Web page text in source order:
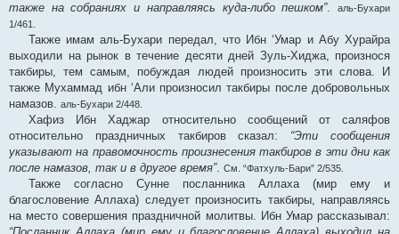
также на собраниях и направляясь куда-либо пешком”.аль-Бухари
1/461.
Также имам аль-Бухари передал, что Ибн ‘Умар и Абу Хурайра
выходили на рынок в течение десяти дней Зуль-Хиджа, произнося
такбиры, тем самым, побуждая людей произносить эти слова. И
также Мухаммад ибн ‘Али произносил такбиры после добровольных
намазов. аль-Бухари 2/448.
Хафиз Ибн Хаджар относительно сообщений от саляфов
относительно праздничных такбиров сказал: “Эти сообщения
указывают на правомочность произнесения такбиров в эти дни как
после намазов, так и в другое время”. См. “Фатхуль-Бари” 2/535.
Также согласно Сунне посланника Аллаха (мир ему и
благословение Аллаха) следует произносить такбиры, направляясь
на место совершения праздничной молитвы. Ибн Умар рассказывал: